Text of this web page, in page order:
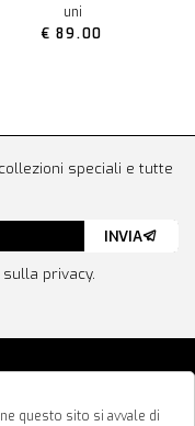
uni
€ 89.00
speciali e tutte
privacy.
INVIA
questo sito si avvale di